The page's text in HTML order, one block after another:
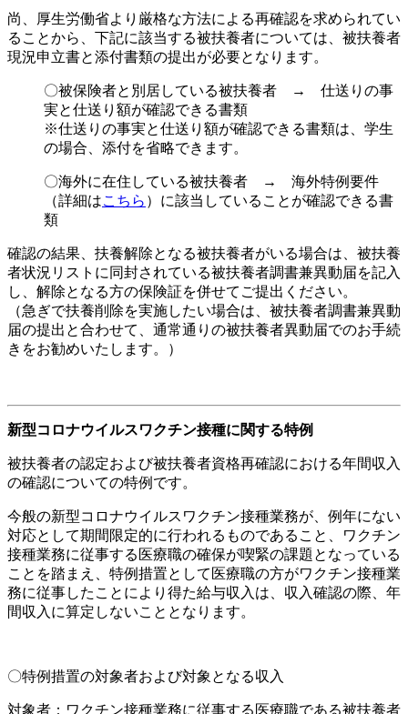
尚、厚生労働省より厳格な方法による再確認を求められてい
ることから、下記に該当する被扶養者については、被扶養者
現況申立書と添付書類の提出が必要となります。
〇被保険者と別居している被扶養者 → 仕送りの事
実と仕送り額が確認できる書類
※仕送りの事実と仕送り額が確認できる書類は、学生
の場合、添付を省略できます。
〇海外に在住している被扶養者 → 海外特例要件
（詳細はこちら ）に該当していることが確認できる書
類
確認の結果、扶養解除となる被扶養者がいる場合は、被扶養
者状況リストに同封されている被扶養者調書兼異動届を記入
し、解除となる方の保険証を併せてご提出ください。
（急ぎで扶養削除を実施したい場合は、被扶養者調書兼異動
届の提出と合わせて、通常通りの被扶養者異動届でのお手続
きをお勧めいたします。）
新型コロナウイルスワクチン接種に関する特例
被扶養者の認定および被扶養者資格再確認における年間収入
の確認についての特例です。
今般の新型コロナウイルスワクチン接種業務が、例年にない
対応として期間限定的に行われるものであること、ワクチン
接種業務に従事する医療職の確保が喫緊の課題となっている
ことを踏まえ、特例措置として医療職の方がワクチン接種業
務に従事したことにより得た給与収入は、収入確認の際、年
間収入に算定しないこととなります。
〇特例措置の対象者および対象となる収入
対象者：ワクチン接種業務に従事する医療職である被扶養者